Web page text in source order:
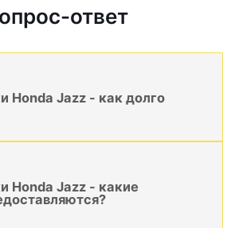
ответ
Honda Jazz - как долго
Honda Jazz - какие